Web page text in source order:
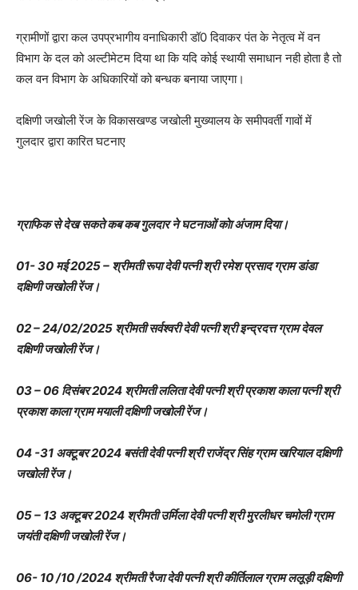
ग्रामीणों द्वारा कल उपप्रभागीय वनाधिकारी डॉ0 दिवाकर पंत के नेतृत्व में वन
विभाग के दल को अल्टीमेटम दिया था कि यदि कोई स्थायी समाधान नही होता है तो
कल वन विभाग के अधिकारियों को बन्धक बनाया जाएगा।
दक्षिणी जखोली रेंज के विकासखण्ड जखोली मुख्यालय के समीपवर्ती गावों में
गुलदार द्वारा कारित घटनाए
ग्राफिक से देख सकते कब कब गुलदार ने घटनाओं कोा अंजाम दिया।
01- 30 मई 2025 – श्रीमती रूपा देवी पत्नी श्री रमेश प्रसाद ग्राम डांडा
दक्षिणी जखोली रेंज।
02 – 24/02/2025 श्रीमती सर्वश्वरी देवी पत्नी श्री इन्द्रदत्त ग्राम देवल
दक्षिणी जखोली रेंज।
03 – 06 दिसंबर 2024 श्रीमती ललिता देवी पत्नी श्री प्रकाश काला पत्नी श्री
प्रकाश काला ग्राम मयाली दक्षिणी जखोली रेंज।
04 -31 अक्टूबर 2024 बसंती देवी पत्नी श्री राजेंद्र सिंह ग्राम खरियाल दक्षिणी
जखोली रेंज।
05 – 13 अक्टूबर 2024 श्रीमती उर्मिला देवी पत्नी श्री मुरलीधर चमोली ग्राम
जयंती दक्षिणी जखोली रेंज।
06- 10 /10 /2024 श्रीमती रैजा देवी पत्नी श्री कीर्तिलाल ग्राम ललूड़ी दक्षिणी